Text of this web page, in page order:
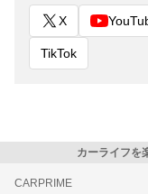
X
TikTok
カーライフを
CARPRIME